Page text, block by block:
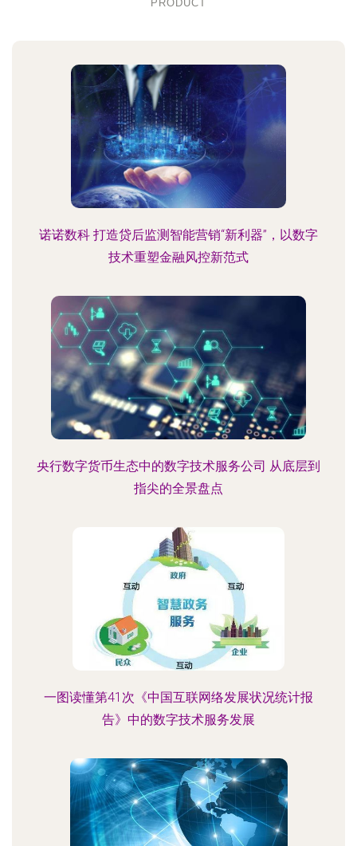
PRODUCT
诺诺数科 打造贷后监测智能营销“新利器”，以数字
技术重塑金融风控新范式
央行数字货币生态中的数字技术服务公司 从底层到
指尖的全景盘点
一图读懂第41次《中国互联网络发展状况统计报
告》中的数字技术服务发展